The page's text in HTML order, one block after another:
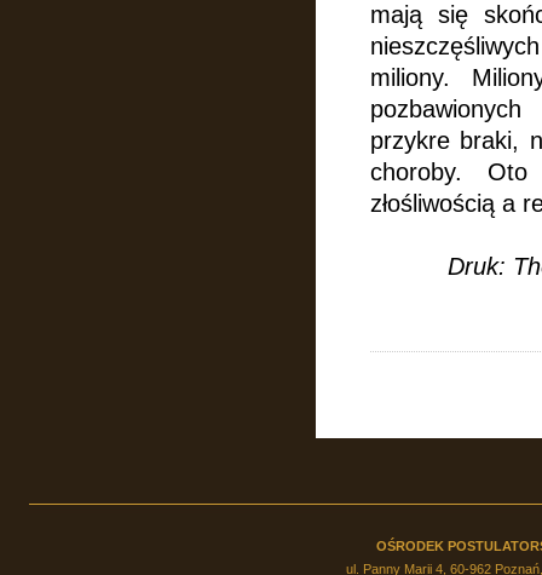
mają się
miliony.
przykre braki,
choroby. Oto
złośliwością a
Druk:
OŚRODEK
ul. Panny Marii 4, 60-962